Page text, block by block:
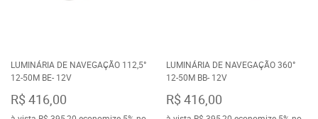
LUMINÁRIA DE NAVEGAÇÃO 112,5°
12-50M BE- 12V
R$ 416,00
LUMINÁRIA DE NAVEGAÇÃO 360°
12-50M BB- 12V
R$ 416,00